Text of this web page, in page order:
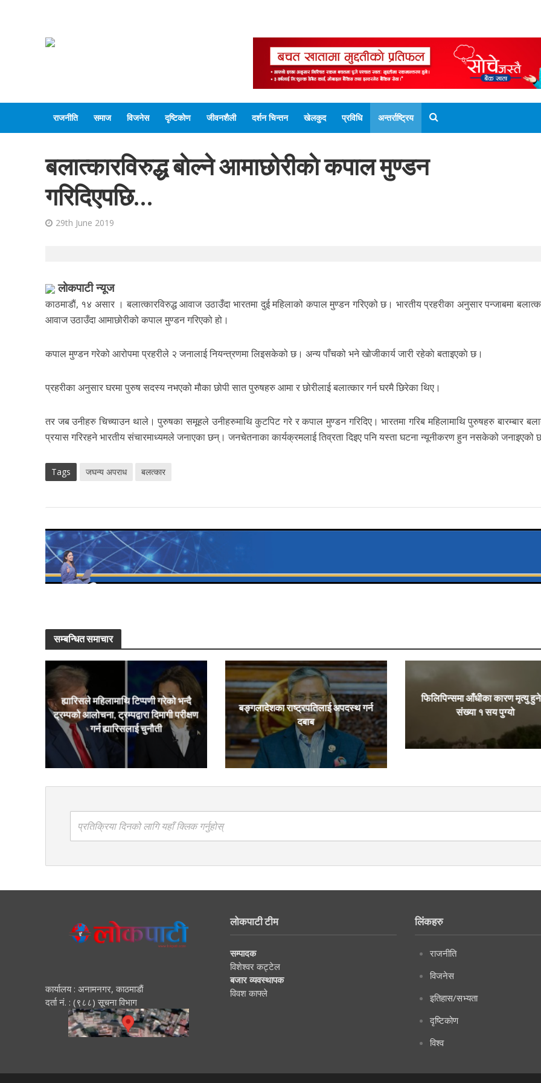
राजनीति समाज विजनेस दृष्टिकोण जीवनशैली दर्शन चिन्तन खेलकुद प्रविधि अन्तर्राष्ट्रिय
बलात्कारविरुद्ध बाेल्ने आमाछोरीकाे कपाल मुण्डन
गरिदिएपछि…
29th June 2019
लाेकपाटी न्यूज
काठमाडाैं, १४ असार । बलात्कारविरुद्ध आवाज उठाउँदा भारतमा दुई महिलाको कपाल मुण्डन गरिएको छ। भारतीय प्रहरीका अनुसार पन्जाबमा
आवाज उठाउँदा आमाछोरीको कपाल मुण्डन गरिएको हो।
कपाल मुण्डन गरेको आरोपमा प्रहरीले २ जनालाई नियन्त्रणमा लिइसकेको छ। अन्य पाँचको भने खोजीकार्य जारी रहेकाे बताइएकाे छ।
प्रहरीका अनुसार घरमा पुरुष सदस्य नभएको मौका छोपी सात पुरुषहरु आमा र छोरीलाई बलात्कार गर्न घरमै छिरेका थिए।
तर जब उनीहरु चिच्याउन थाले। पुरुषका समूहले उनीहरुमाथि कुटपिट गरे र कपाल मुण्डन गरिदिए। भारतमा गरिब महिलामाथि पुरुषहरु बारम्बार
प्रयास गरिरहने भारतीय संचारमाध्यमले जनाएका छन्। जनचेतनाका कार्यक्रमलाई तिव्रता दिइए पनि यस्ता घटना न्यूनीकरण हुन नसकेको जनाइएको
Tags जघन्य अपराध बलत्कार
सम्बन्धित समाचार
ह्यारिसले महिलामाथि टिप्पणी गरेको भन्दै
ट्रम्पको आलोचना, ट्रम्पद्वारा दिमागी परीक्षण
गर्न ह्यारिसलाई चुनौती
बङ्गलादेशका राष्ट्रपतिलाई अपदस्थ गर्न
दबाब
फिलिपिन्समा आँधीका कारण मृत्यु
संख्या १ सय पुग्यो
प्रतिक्रिया दिनको लागि यहाँ क्लिक गर्नुहोस्
कार्यालय : अनामनगर, काठमाडाैं
दर्ता नं. : (९८८) सूचना विभाग
लोकपाटी टीम
सम्पादक
विशेश्वर कट्टेल
बजार व्यवस्थापक
विवश काफ्ले
लिंकहरु
राजनीति
विजनेस
इतिहास/सभ्यता
दृष्टिकोण
विश्व